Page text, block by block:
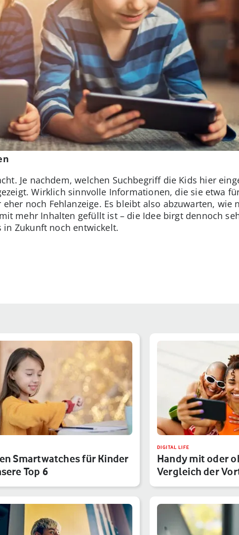
Je nachdem, welchen Suchbegriff die Kids hier
Wirklich sinnvolle Informationen, die sie etwa
noch Fehlanzeige. Es bleibt also abzuwarten, wie
mehr Inhalten gefüllt ist – die Idee birgt dennoch
in Zukunft noch entwickelt.
Smartwatches für Kinder
Top 6
DIGITAL LIFE
Handy mit oder
Vergleich der